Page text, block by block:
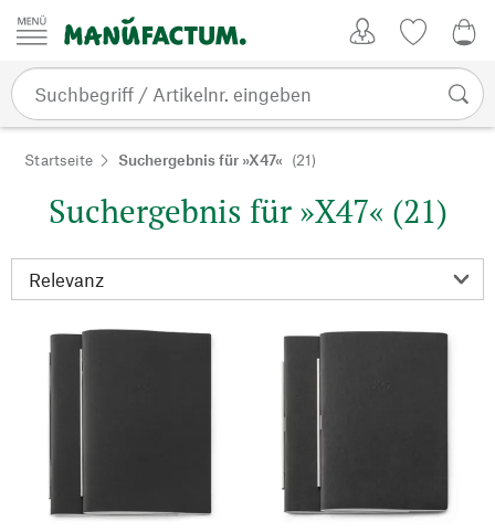
Zum Inhalt springen
Startseite Suchergebnis für »X47« (21)
Suchergebnis für »X47« (21)